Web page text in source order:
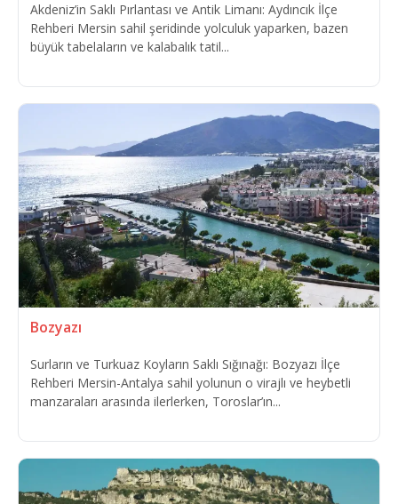
Akdeniz’in Saklı Pırlantası ve Antik Limanı: Aydıncık İlçe
Rehberi Mersin sahil şeridinde yolculuk yaparken, bazen
büyük tabelaların ve kalabalık tatil...
Bozyazı
Surların ve Turkuaz Koyların Saklı Sığınağı: Bozyazı İlçe
Rehberi Mersin-Antalya sahil yolunun o virajlı ve heybetli
manzaraları arasında ilerlerken, Toroslar’ın...